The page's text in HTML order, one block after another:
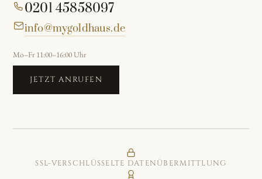
0201 45858097
info@mygoldhaus.de
Mo–Fr 11:00–16:00 Uhr
JETZT ANRUFEN
SSL-VERSCHLÜSSELTE DATENÜBERMITTLUNG